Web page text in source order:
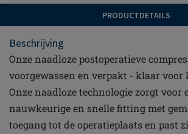
PRODUCTDETAILS
Beschrijving
Onze naadloze postoperatieve
voorgewassen en verpakt - klaar
Onze naadloze technologie zorgt voor
nauwkeurige en snelle fitting met
toegang tot de operatieplaats en past